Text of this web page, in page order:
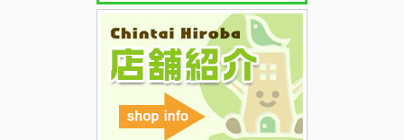
ます。これから物件を検討される方はも
ちろん、今の住まいの安全性...
で、後悔の少ない住まい
いきましょう。 【目次】